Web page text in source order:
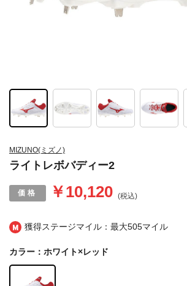
獲得ステージマイル：最大505マイル
MIZUNO(ミズノ)
ライトレボバディー2
￥10,120 (税込)
カラー：ホワイト×レッド